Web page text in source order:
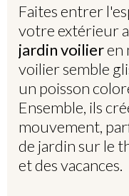
Faites entrer
votre extérieur
jardin voilieren
voilier semble
un poisson
Ensemble, ils
mouvement,
de jardin sur le
et des vacances.